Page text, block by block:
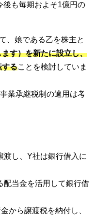
後も毎期およそ1億円の
、娘である乙を株主と
す）を新たに設立し、
することを検討していま
業承継税制の適用は考
し、Y社は銀行借入に
当金を活用して銀行借
から譲渡税を納付し、